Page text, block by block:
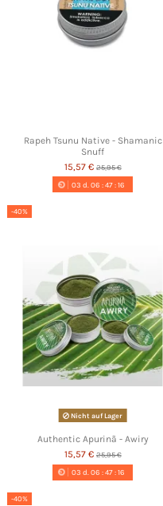
Rapeh Tsunu Native - Shamanic
Snuff
15,57 € 25,95 €
03 d. 06 :47:16
-40%
Nicht auf Lager
Authentic Apurinã - Awiry
15,57 € 25,95 €
03 d.06 :47:16
-40%